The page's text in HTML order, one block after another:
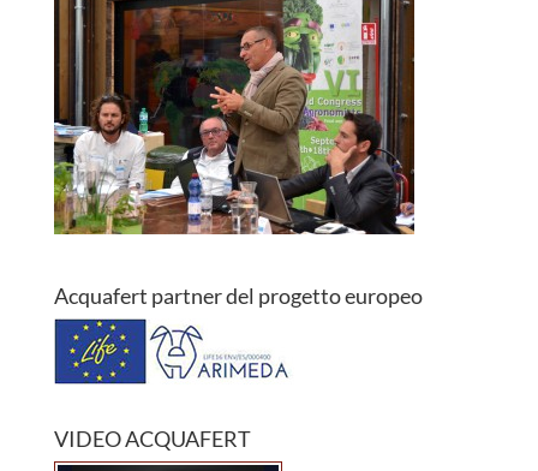
Acquafert partner del progetto europeo
VIDEO ACQUAFERT